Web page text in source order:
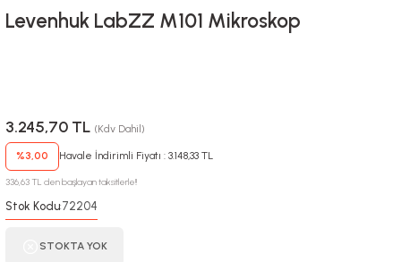
Levenhuk LabZZ M101 Mikroskop
3.245,70 TL (Kdv Dahil)
%3,00 Havale İndirimli Fiyatı : 3.148,33 TL
336,63 TL den başlayan taksitlerle!!
Stok Kodu:72204
STOKTA YOK